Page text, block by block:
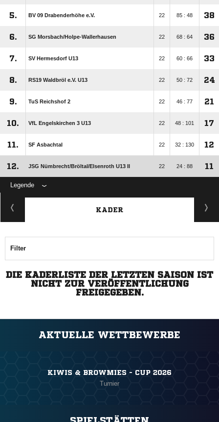
5. BV 09 Drabenderhöhe e.V. 22 85 : 48 38
6. SG Morsbach/​Holpe-Wallerhausen 22 68 : 64 36
7. SV Hermesdorf U13 22 60 : 66 33
8. RS19 Waldbröl e.V. U13 22 50 : 72 24
9. TuS Reichshof 2 22 46 : 77 21
10. VfL Engelskirchen 3 U13 22 48 : 101 17
11. SF Asbachtal 22 32 : 130 12
12. JSG Nümbrecht/​Bröltal/​Elsenroth U13 II 22 24 : 88 11
Legende
KADER
Filter
DIE KADERLISTE DER LETZTEN SAISON IST
NICHT ZUR VERÖFFENTLICHUNG
FREIGEGEBEN.
AKTUELLE WETTBEWERBE
KIWIS & BROWMIES - CUP 2026
Turnier